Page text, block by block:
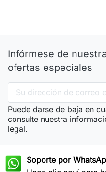
Infórmese de
ofertas especiales
Puede darse de baja en
consulte nuestra
legal.
Soporte por